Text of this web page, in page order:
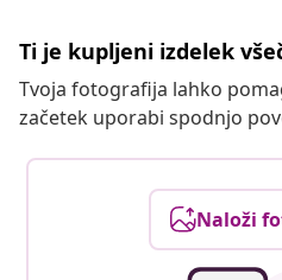
Ti je kupljeni izdelek
Tvoja fotografija lahko
začetek uporabi spodnjo
Naloži